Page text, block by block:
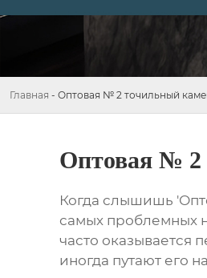
Главная - Оптовая № 2 точильный
Оптовая № 2
Когда слышишь
самых проблемных
часто оказывается
иногда путают его